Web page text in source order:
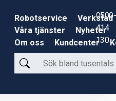
Robotservice
Verkstad
Våra tjänster
Nyheter
Om oss
Kundcenter
Sök
bland
produkter
0500-
414
130